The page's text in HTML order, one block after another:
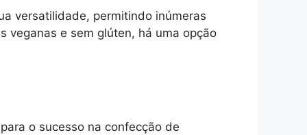
versatilidade, permitindo inúmeras
veganas e sem glúten, há uma opção
o sucesso na confecção de